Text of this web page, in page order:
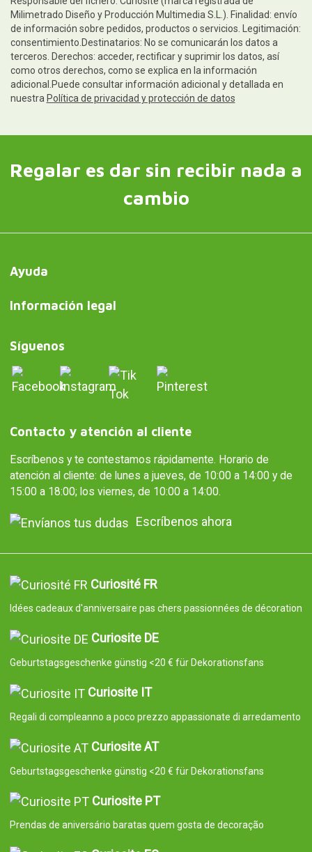
Milimetrado Diseño y Producción Multimedia S.L.). Finalidad: envío
de información sobre pedidos, productos o servicios. Legitimación:
consentimiento.Destinatarios: No se comunicarán los datos a
terceros. Derechos: acceder, rectificar y suprimir los datos, así
como otros derechos, como se explica en la información
adicional.Puede consultar información adicional y detallada en
nuestra Política de privacidad y protección de datos
Regalar es dar sin recibir nada a
cambio
Ayuda
Información legal
Síguenos
Contacto y atención al cliente
Escríbenos y te contestamos rápidamente. Horario de
atención al cliente: de lunes a jueves, de 10:00 a 14:00 y de
15:00 a 18:00; los viernes, de 10:00 a 14:00.
Escríbenos ahora
Curiosité FR
Idées cadeaux d'anniversaire pas chers passionnées de décoration
Curiosite DE
Geburtstagsgeschenke günstig <20 € für Dekorationsfans
Curiosite IT
Regali di compleanno a poco prezzo appassionate di arredamento
Curiosite AT
Geburtstagsgeschenke günstig <20 € für Dekorationsfans
Curiosite PT
Prendas de aniversário baratas quem gosta de decoração